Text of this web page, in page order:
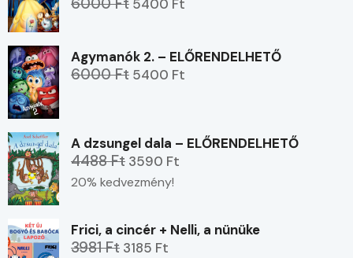
5400 Ft
Agymanók 2. – ELŐRENDELHETŐ
6000 Ft 5400 Ft
A dzsungel dala – ELŐRENDELHETŐ
4488 Ft 3590 Ft
20% kedvezmény!
Frici, a cincér + Nelli, a nünüke
3981 Ft 3185 Ft